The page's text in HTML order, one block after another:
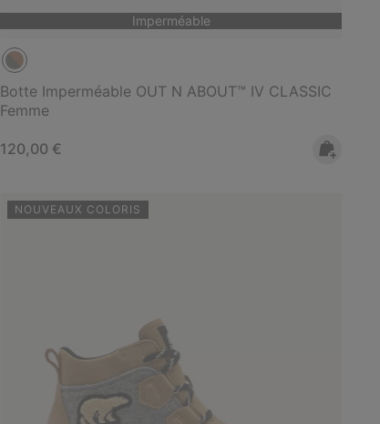
Imperméable
Botte Imperméable OUT N ABOUT™ IV CLASSIC
Femme
Regular price:
120,00 €
NOUVEAUX COLORIS